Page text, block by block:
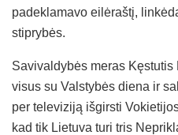
padeklamavo eilėraštį,
stiprybės.
Savivaldybės meras
visus su Valstybės diena ir
per televiziją išgirsti
kad tik Lietuva turi tris